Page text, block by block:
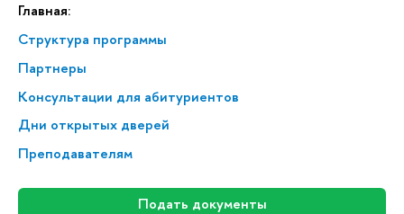
Главная:
Структура программы
Партнеры
Консультации для абитуриентов
Дни открытых дверей
Преподавателям
Подать документы